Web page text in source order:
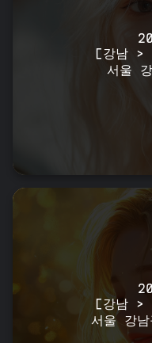
[강남 >
서울
[강남 >
서울 강